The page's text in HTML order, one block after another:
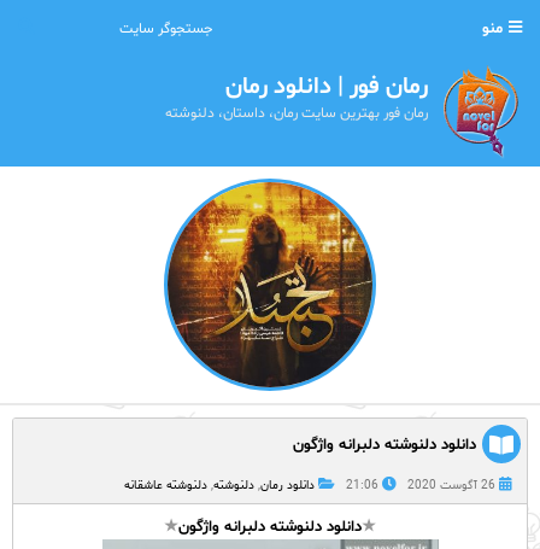
منو
رمان فور | دانلود رمان
رمان فور بهترین سایت رمان، داستان، دلنوشته
دانلود دلنوشته دلبرانه واژگون
26 آگوست 2020 21:06 دانلود رمان, دلنوشته, دلنوشته عاشقانه
★دانلود دلنوشته دلبرانه واژگون★